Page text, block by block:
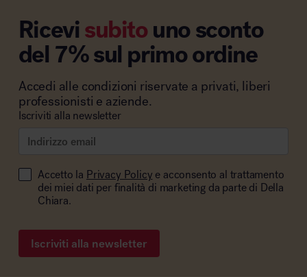
Ricevisubitouno sconto
del 7% sul primo ordine
Accedi alle condizioni riservate a privati, liberi
professionisti e aziende.
Iscriviti alla newsletter
Accetto la Privacy Policy e acconsento al trattamento
dei miei dati per finalità di marketing da parte di Della
Chiara.
Iscriviti alla newsletter